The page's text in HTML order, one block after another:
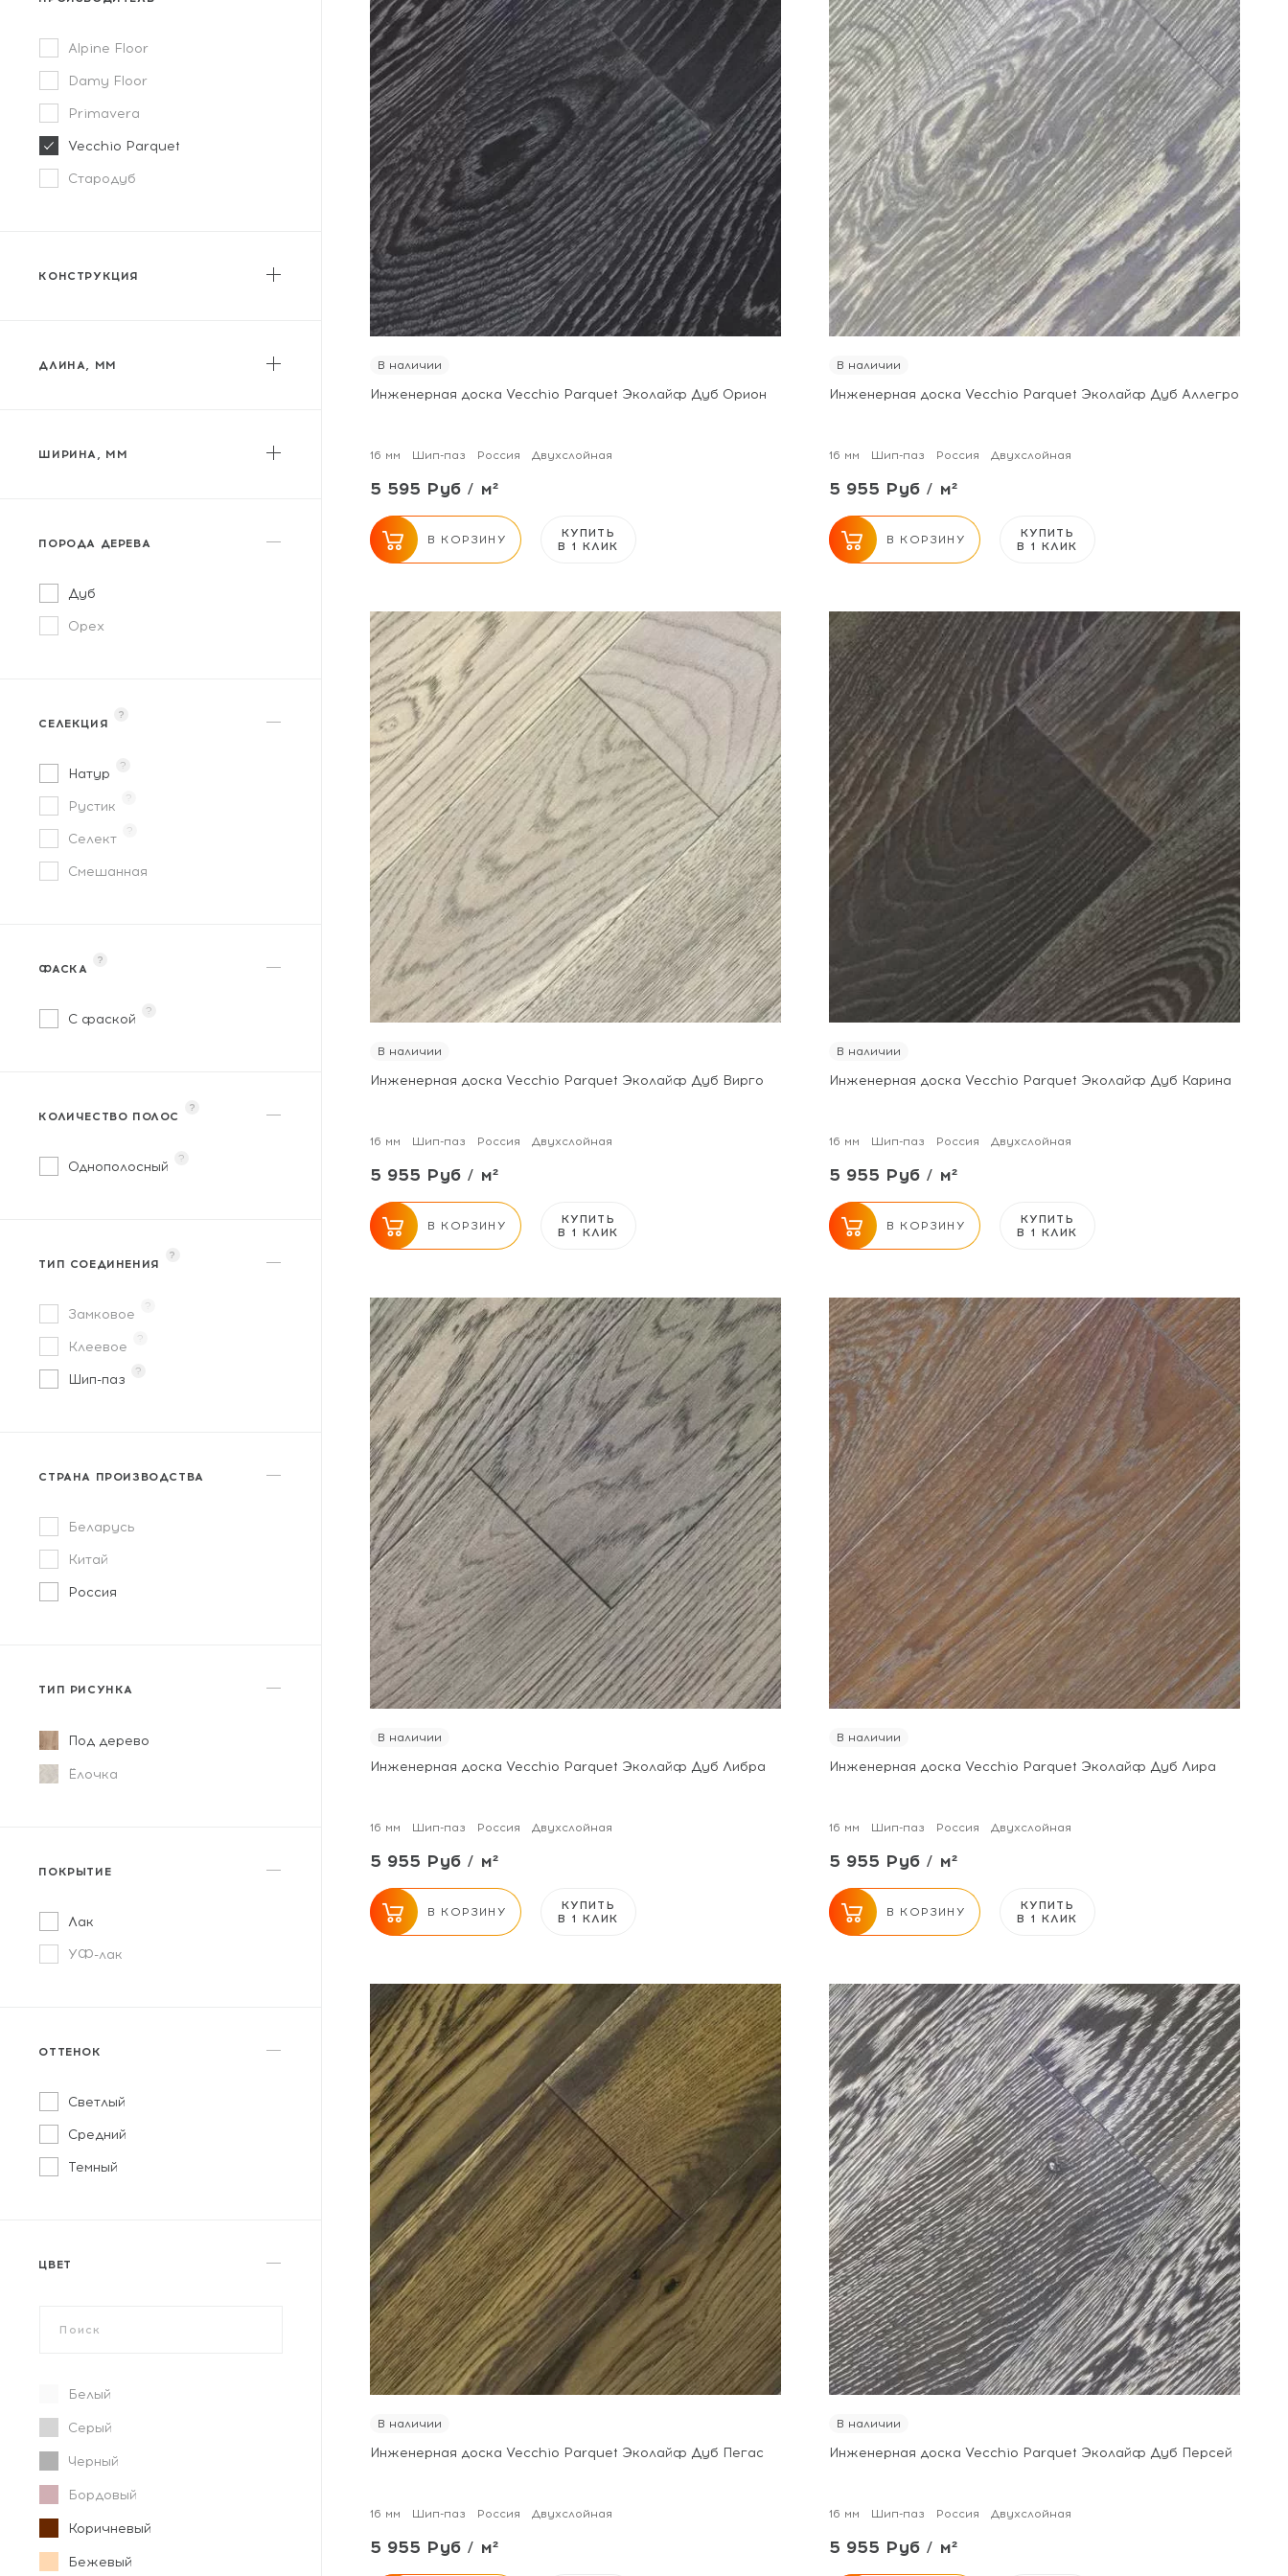
Alpine Floor
Damy Floor
Primavera
Vecchio Parquet
Стародуб
КОНСТРУКЦИЯ
ДЛИНА, ММ
ШИРИНА, ММ
ПОРОДА ДЕРЕВА
Дуб
Орех
СЕЛЕКЦИЯ
?
Натур
?
Рустик
?
Селект
?
Смешанная
ФАСКА
?
С фаской
?
КОЛИЧЕСТВО ПОЛОС
?
Однополосный
?
ТИП СОЕДИНЕНИЯ
?
Замковое
?
Клеевое
?
Шип-паз
?
СТРАНА ПРОИЗВОДСТВА
Беларусь
Китай
Россия
ТИП РИСУНКА
Под дерево
Ёлочка
ПОКРЫТИЕ
Лак
УФ-лак
ОТТЕНОК
Светлый
Средний
Темный
ЦВЕТ
Белый
Серый
Черный
Бордовый
Коричневый
Бежевый
В наличии
Инженерная доска Vecchio Parquet Эколайф Дуб Орион
16 мм Шип-паз Россия Двухслойная
5 595 Руб / м²
В КОРЗИНУ
КУПИТЬ
В 1 КЛИК
В наличии
Инженерная доска Vecchio Parquet Эколайф Дуб Аллегро
16 мм Шип-паз Россия Двухслойная
5 955 Руб / м²
В КОРЗИНУ
КУПИТЬ
В 1 КЛИК
В наличии
Инженерная доска Vecchio Parquet Эколайф Дуб Вирго
16 мм Шип-паз Россия Двухслойная
5 955 Руб / м²
В КОРЗИНУ
КУПИТЬ
В 1 КЛИК
В наличии
Инженерная доска Vecchio Parquet Эколайф Дуб Карина
16 мм Шип-паз Россия Двухслойная
5 955 Руб / м²
В КОРЗИНУ
КУПИТЬ
В 1 КЛИК
В наличии
Инженерная доска Vecchio Parquet Эколайф Дуб Либра
16 мм Шип-паз Россия Двухслойная
5 955 Руб / м²
В КОРЗИНУ
КУПИТЬ
В 1 КЛИК
В наличии
Инженерная доска Vecchio Parquet Эколайф Дуб Лира
16 мм Шип-паз Россия Двухслойная
5 955 Руб / м²
В КОРЗИНУ
КУПИТЬ
В 1 КЛИК
В наличии
Инженерная доска Vecchio Parquet Эколайф Дуб Пегас
16 мм Шип-паз Россия Двухслойная
5 955 Руб / м²
В наличии
Инженерная доска Vecchio Parquet Эколайф Дуб Персей
16 мм Шип-паз Россия Двухслойная
5 955 Руб / м²